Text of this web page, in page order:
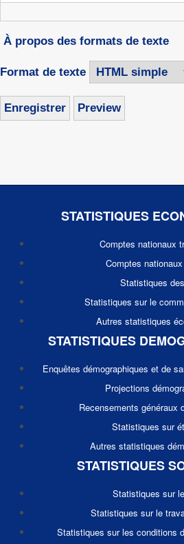
À propos des formats de texte
Format de texte
STATISTIQUES
Comptes nationaux
Comptes
Statistiques
Statistiques sur le
Autres statistiques
STATISTIQUES
Enquêtes démographiques et de
Projections
Recensements généraux
Statistiques sur
Autres statistiques
STATISTIQUES
Statistiques sur
Statistiques sur le
Statistiques sur les conditions